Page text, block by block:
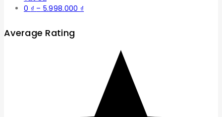
0 ₫ – 5.998.000 ₫
5.998.000 ₫
Average Rating